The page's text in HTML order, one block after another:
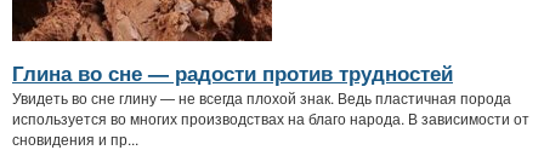
Глина во сне — радости против трудностей
Увидеть во сне глину — не всегда плохой знак. Ведь пластичная порода
используется во многих производствах на благо народа. В зависимости от
сновидения и пр...